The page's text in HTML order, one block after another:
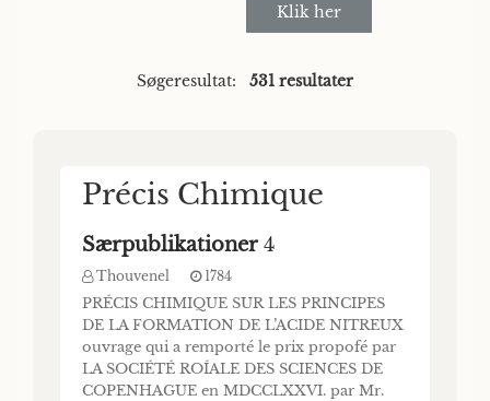
Klik her
Søgeresultat: 531 resultater
Précis Chimique
Særpublikationer4
Thouvenel 1784
PRÉCIS CHIMIQUE SUR LES PRINCIPES
DE LA FORMATION DE L’ACIDE NITREUX
ouvrage qui a remporté le prix propofé par
LA SOCIÉTÉ ROÍALE DES SCIENCES DE
COPENHAGUE en MDCCLXXVI. par Mr.